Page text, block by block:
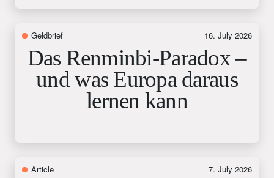
Geldbrief 16. July 2026
Das Renminbi-Paradox –
und was Europa daraus
lernen kann
Article 7. July 2026